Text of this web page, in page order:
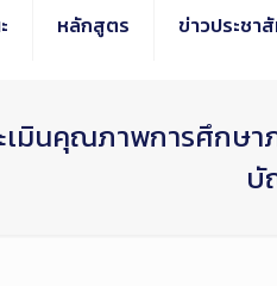
หลักสูตร ข่าวประชา
เมินคุณภาพการศึกษ
บั